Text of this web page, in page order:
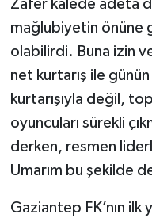
Zafer kalede adeta
mağlubiyetin önüne
olabilirdi. Buna izin
net kurtarış ile
kurtarışıyla değil,
oyuncuları sürekli
derken, resmen
Umarım bu şekilde
Gaziantep FK’nın ilk